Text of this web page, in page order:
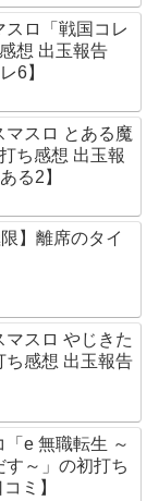
スロ「戦国コレ
想 出玉報告
6】
マスロ とある魔
ち感想 出玉報
る2】
】離席のタイ
マスロ やじきた
ち感想 出玉報告
「e 無職転生 ～
～」の初打ち
ミ】